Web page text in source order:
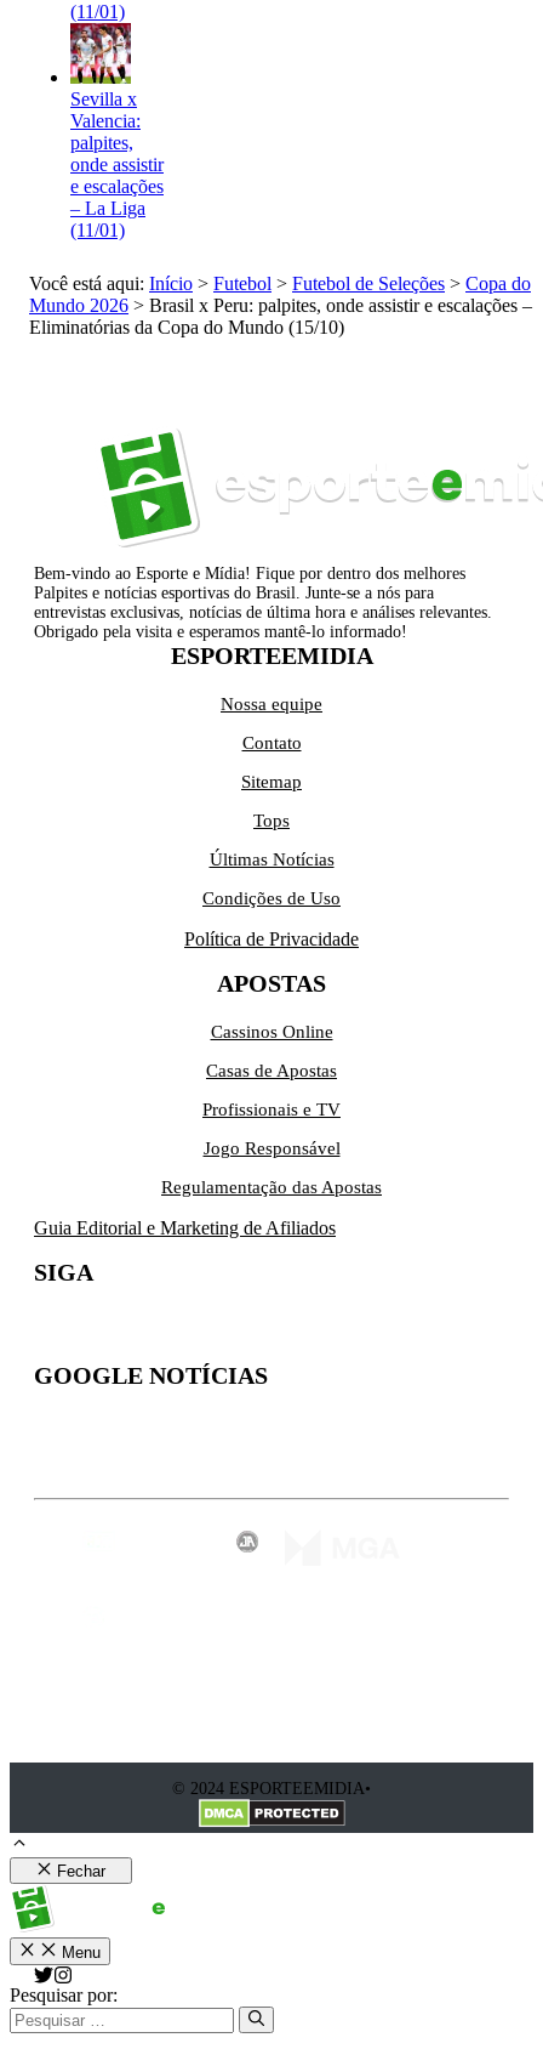
(11/01)
Sevilla x
Valencia:
palpites,
onde assistir
e escalações
– La Liga
(11/01)
Você está aqui: Início > Futebol > Futebol de Seleções > Copa do
Mundo 2026 > Brasil x Peru: palpites, onde assistir e escalações –
Eliminatórias da Copa do Mundo (15/10)
Bem-vindo ao Esporte e Mídia! Fique por dentro dos melhores
Palpites e notícias esportivas do Brasil. Junte-se a nós para
entrevistas exclusivas, notícias de última hora e análises relevantes.
Obrigado pela visita e esperamos mantê-lo informado!
ESPORTEEMIDIA
Nossa equipe
Contato
Sitemap
Tops
Últimas Notícias
Condições de Uso
Política de Privacidade
APOSTAS
Cassinos Online
Casas de Apostas
Profissionais e TV
Jogo Responsável
Regulamentação das Apostas
Guia Editorial e Marketing de Afiliados
SIGA
GOOGLE NOTÍCIAS
© 2024 ESPORTEEMIDIA•
Fechar
Menu
Pesquisar por: